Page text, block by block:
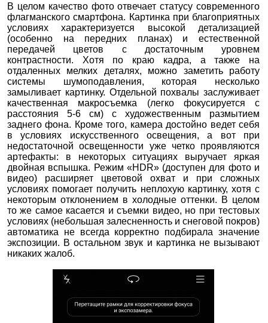
В целом качество фото отвечает статусу современного
флагманского смартфона. Картинка при благоприятных
условиях характеризуется высокой детализацией
(особенно на передних планах) и естественной
передачей цветов с достаточным уровнем
контрастности. Хотя по краю кадра, а также на
отдаленных мелких деталях, можно заметить работу
системы шумоподавления, которая несколько
замыливает картинку. Отдельной похвалы заслуживает
качественная макросъемка (легко фокусируется с
расстояния 5-6 см) с художественным размытием
заднего фона. Кроме того, камера достойно ведет себя
в условиях искусственного освещения, а вот при
недостаточной освещенности уже четко проявляются
артефакты: в некоторых ситуациях выручает яркая
двойная вспышка. Режим «HDR» (доступен для фото и
видео) расширяет цветовой охват и при сложных
условиях помогает получить неплохую картинку, хотя с
некоторым отклонением в холодные оттенки. В целом
то же самое касается и съемки видео, но при тестовых
условиях (небольшая залесненность и снеговой покров)
автоматика не всегда корректно подбирала значение
экспозиции. В остальном звук и картинка не вызывают
никаких жалоб.